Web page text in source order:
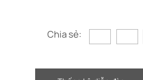
Chia sẻ: